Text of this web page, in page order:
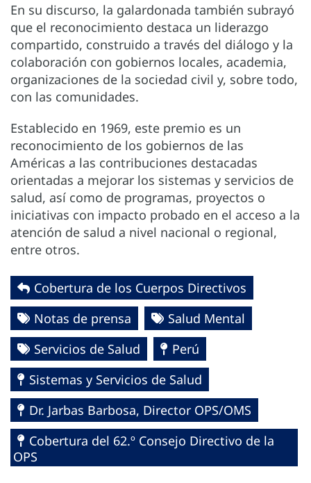
En su discurso, la galardonada también subrayó
que el reconocimiento destaca un liderazgo
compartido, construido a través del diálogo y la
colaboración con gobiernos locales, academia,
organizaciones de la sociedad civil y, sobre todo,
con las comunidades.
Establecido en 1969, este premio es un
reconocimiento de los gobiernos de las
Américas a las contribuciones destacadas
orientadas a mejorar los sistemas y servicios de
salud, así como de programas, proyectos o
iniciativas con impacto probado en el acceso a la
atención de salud a nivel nacional o regional,
entre otros.
Cobertura de los Cuerpos Directivos
Notas de prensa
Salud Mental
Servicios de Salud
Perú
Sistemas y Servicios de Salud
Dr. Jarbas Barbosa, Director OPS/OMS
Cobertura del 62.º Consejo Directivo de la
OPS